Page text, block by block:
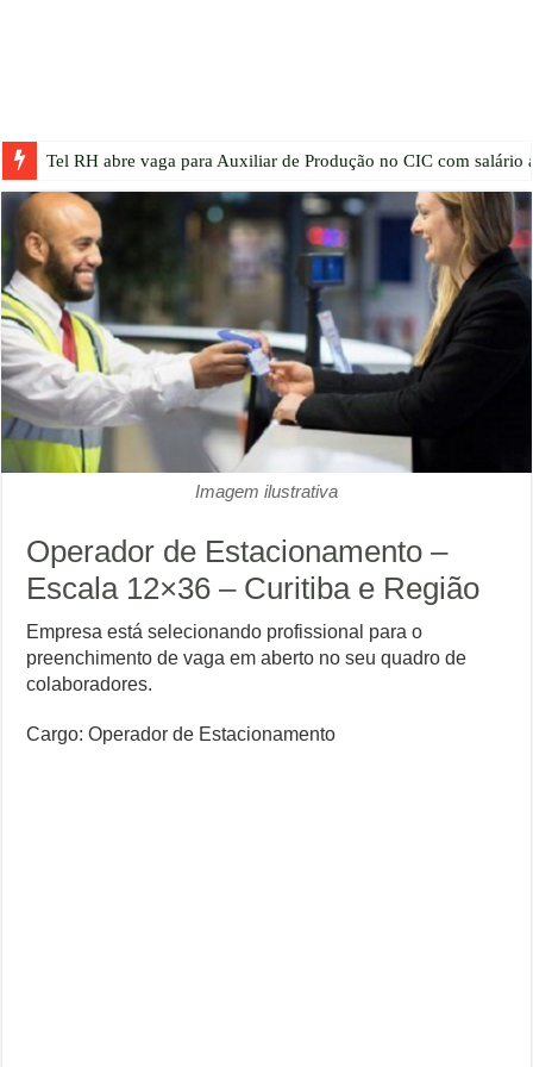
Tel RH abre vaga para Auxiliar de Produção no CIC com salário
Imagem ilustrativa
Operador de Estacionamento –
Escala 12×36 – Curitiba e Região
Empresa está selecionando profissional para o
preenchimento de vaga em aberto no seu quadro de
colaboradores.
Cargo: Operador de Estacionamento